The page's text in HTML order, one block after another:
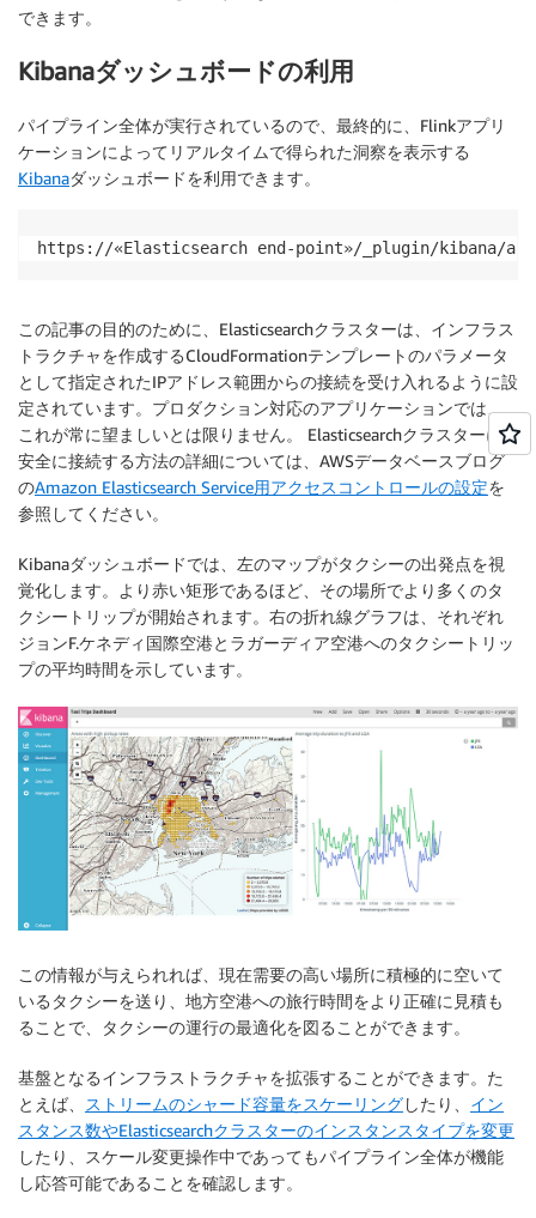
できます。
Kibanaダッシュボードの利用
パイプライン全体が実行されているので、最終的に、Flinkアプリ
ケーションによってリアルタイムで得られた洞察を表示する
Kibanaダッシュボードを利用できます。
https://«Elasticsearch end-point»/_plugin/kibana/
この記事の目的のために、Elasticsearchクラスターは、インフラス
トラクチャを作成するCloudFormationテンプレートのパラメータ
として指定されたIPアドレス範囲からの接続を受け入れるように設
定されています。プロダクション対応のアプリケーションでは、
これが常に望ましいとは限りません。 Elasticsearchクラスターに
安全に接続する方法の詳細については、AWSデータベースブログ
のAmazon Elasticsearch Service用アクセスコントロールの設定を
参照してください。
Kibanaダッシュボードでは、左のマップがタクシーの出発点を視
覚化します。より赤い矩形であるほど、その場所でより多くのタ
クシートリップが開始されます。右の折れ線グラフは、それぞれ
ジョンF.ケネディ国際空港とラガーディア空港へのタクシートリッ
プの平均時間を示しています。
この情報が与えられれば、現在需要の高い場所に積極的に空いて
いるタクシーを送り、地方空港への旅行時間をより正確に見積も
ることで、タクシーの運行の最適化を図ることができます。
基盤となるインフラストラクチャを拡張することができます。た
とえば、
ストリームのシャード容量をスケーリングしたり、 イン
スタンス数やElasticsearchクラスターのインスタンスタイプを変更
したり、スケール変更操作中であってもパイプライン全体が機能
し応答可能であることを確認します。